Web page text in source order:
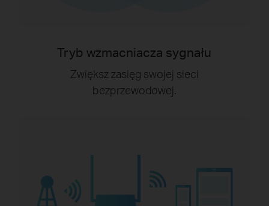
Tryb wzmacniacza sygnału
Zwiększ zasięg swojej sieci
bezprzewodowej.